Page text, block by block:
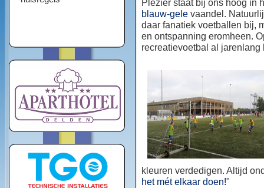
Plezier staat bij ons hoog in
blauw-gele vaandel.
daar fanatiek voetballen bij,
en ontspanning eromheen.
recreatievoetbal al jarenlang
kleuren verdedigen. Altijd
het mét elkaar doen!"